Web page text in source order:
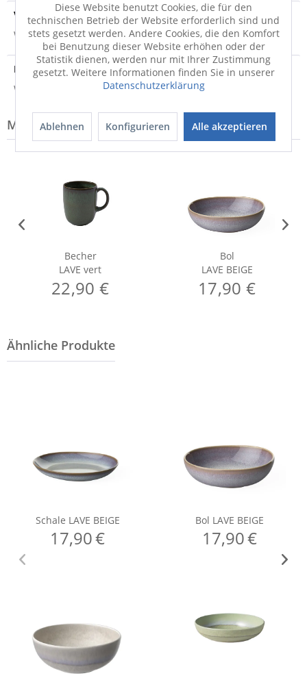
Versandinfo
Weitere Informationen zum Versand...
Hersteller
Weitere Informationen zum Hersteller...
Modell-Familie: LAVE
Becher
LAVE vert
22,90 €
Bol
LAVE BEIGE
17,90 €
Diese Website benutzt Cookies, die für den
technischen Betrieb der Website erforderlich sind und
stets gesetzt werden. Andere Cookies, die den Komfort
bei Benutzung dieser Website erhöhen oder der
Statistik dienen, werden nur mit Ihrer Zustimmung
gesetzt. Weitere Informationen finden Sie in unserer
Datenschutzerklärung
Ablehnen Konfigurieren Alle akzeptieren